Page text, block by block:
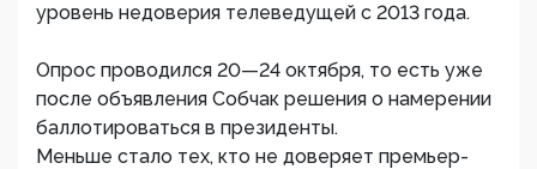
уровень недоверия телеведущей с 2013 года.
Опрос проводился 20—24 октября, то есть уже
после объявления Собчак решения о намерении
баллотироваться в президенты.
Меньше стало тех, кто не доверяет премьер-